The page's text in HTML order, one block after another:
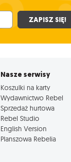
ZAPISZ SIĘ!
Nasze serwisy
Koszulki na karty
Wydawnictwo Rebel
Sprzedaż hurtowa
Rebel Studio
English Version
Planszowa Rebelia